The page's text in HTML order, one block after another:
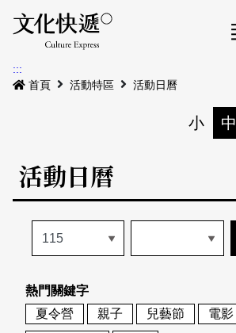
最新公告
本期專題
歷史專題
活動特區
活動列表
地圖搜尋
關於我們
關於我們
會員基本資料
網站導覽
:::
首頁
活動特區 活動日曆
小 中
活動日曆
熱門關鍵字
夏令營
親子 兒藝節
電影